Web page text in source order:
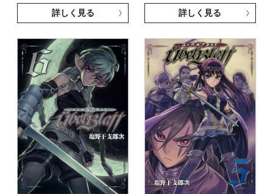
詳しく見る 詳しく見る